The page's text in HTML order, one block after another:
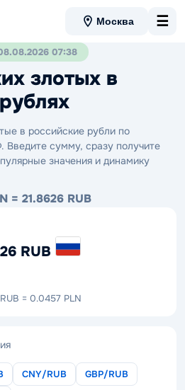
Москва ☰
07:38
злотых в
в российские рубли по
Введите сумму, сразу получите
значения и динамику
= 21.8626 RUB
RUB
= 0.0457 PLN
CNY/RUB
GBP/RUB